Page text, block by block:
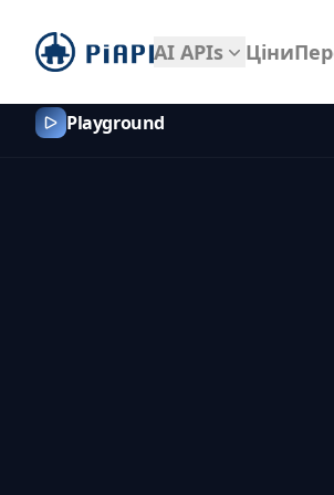
piapi AI APIs Ціни
Playground